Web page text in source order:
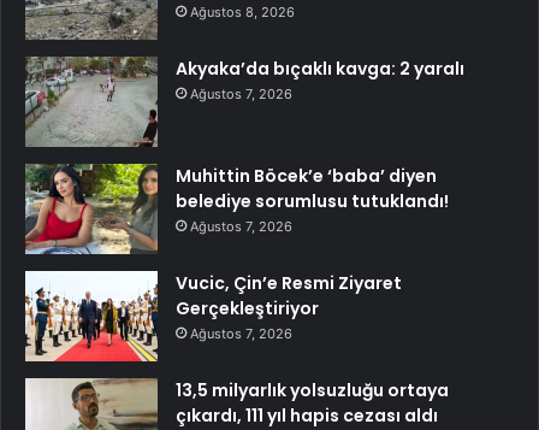
Ağustos 8, 2026
Akyaka’da bıçaklı kavga: 2 yaralı
Ağustos 7, 2026
Muhittin Böcek’e ‘baba’ diyen
belediye sorumlusu tutuklandı!
Ağustos 7, 2026
Vucic, Çin’e Resmi Ziyaret
Gerçekleştiriyor
Ağustos 7, 2026
13,5 milyarlık yolsuzluğu ortaya
çıkardı, 111 yıl hapis cezası aldı